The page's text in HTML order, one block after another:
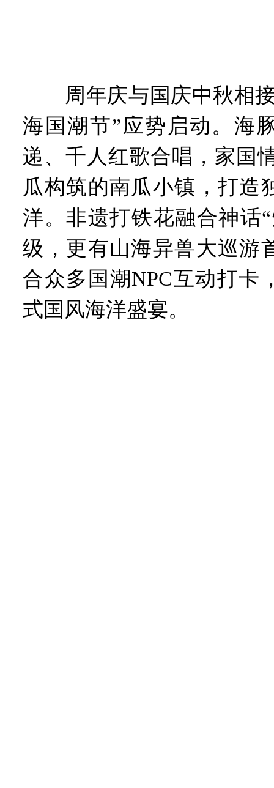
周年庆与国庆中秋相接
海国潮节”应势启动。海
递、千人红歌合唱，家国
瓜构筑的南瓜小镇，打造
洋。非遗打铁花融合神话
级，更有山海异兽大巡游
合众多国潮NPC互动打卡
式国风海洋盛宴。